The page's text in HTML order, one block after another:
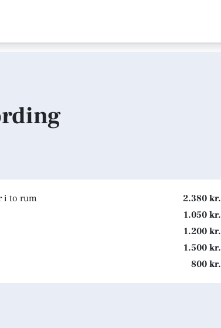
i to rum
2.380 kr.
1.050 kr.
1.200 kr.
1.500 kr.
800 kr.